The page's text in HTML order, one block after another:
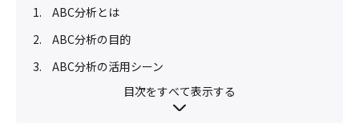
ABC分析とは
ABC分析の目的
ABC分析の活用シーン
目次をすべて表示する